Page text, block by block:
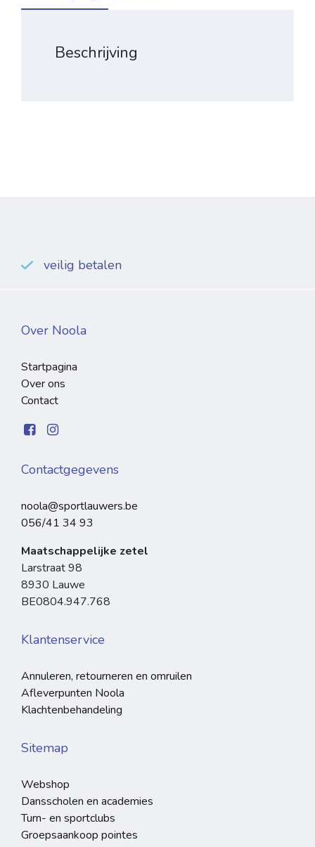
Beschrijving
veilig betalen
Over Noola
Startpagina
Over ons
Contact
Contactgegevens
noola@sportlauwers.be
056/41 34 93
Maatschappelijke zetel
Larstraat 98
8930 Lauwe
BE0804.947.768
Klantenservice
Annuleren, retourneren en omruilen
Afleverpunten Noola
Klachtenbehandeling
Sitemap
Webshop
Dansscholen en academies
Turn- en sportclubs
Groepsaankoop pointes